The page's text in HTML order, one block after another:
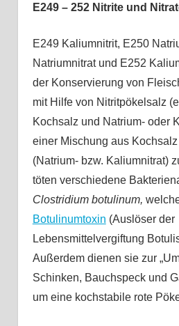
E249 – 252 Nitrite und
E249 Kaliumnitrit, E250
Natriumnitrat und E252
der Konservierung von
mit Hilfe von Nitritpökelsalz
Kochsalz und Natrium- oder
einer Mischung aus
(Natrium- bzw. Kaliumnitrat)
töten verschiedene
Clostridium botulinum,
Botulinumtoxin (Auslöser der
Lebensmittelvergiftung
Außerdem dienen sie zur
Schinken, Bauchspeck und
um eine kochstabile rote